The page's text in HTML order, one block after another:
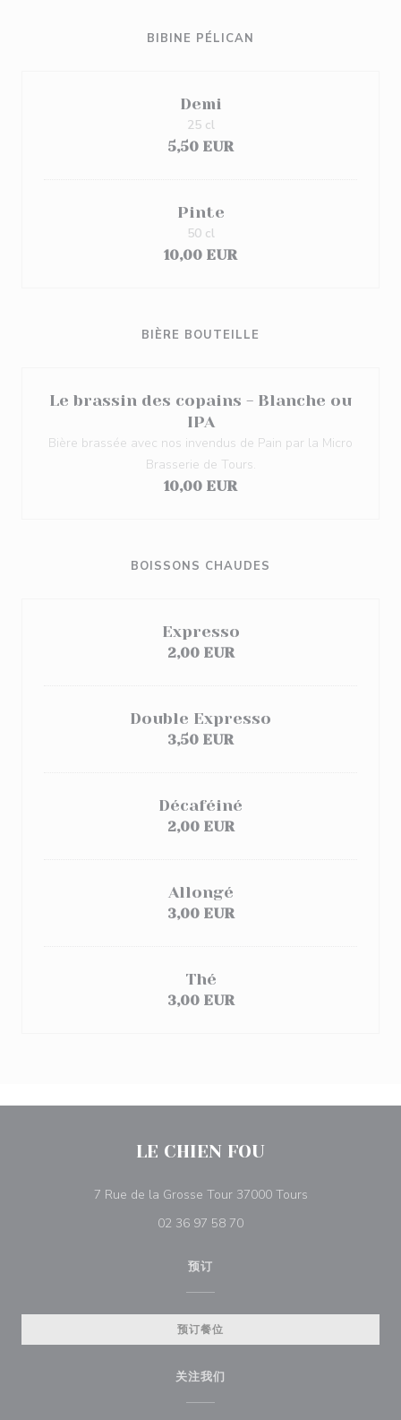
BIBINE PÉLICAN
Demi
5,50 EUR
25 cl
Pinte
10,00 EUR
50 cl
BIÈRE BOUTEILLE
Le brassin des copains - Blanche ou
IPA
Bière brassée avec nos invendus de Pain par la Micro
Brasserie de Tours.
10,00 EUR
BOISSONS CHAUDES
Expresso
2,00 EUR
Double Expresso
3,50 EUR
Décaféiné
2,00 EUR
Allongé
3,00 EUR
Thé
3,00 EUR
LE CHIEN FOU
7 Rue de la Grosse Tour 37000 Tours((在新窗口中打
02 36 97 58 70
预订
预订餐位
关注我们